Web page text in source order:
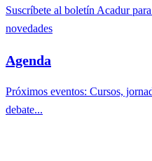
Suscríbete al boletín Acadur
novedades
Agenda
Próximos eventos: Cursos,
debate...